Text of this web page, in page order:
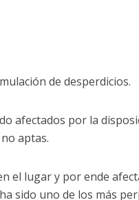
de desperdicios.
afectados por la
aptas.
el lugar y por ende
sido uno de los más